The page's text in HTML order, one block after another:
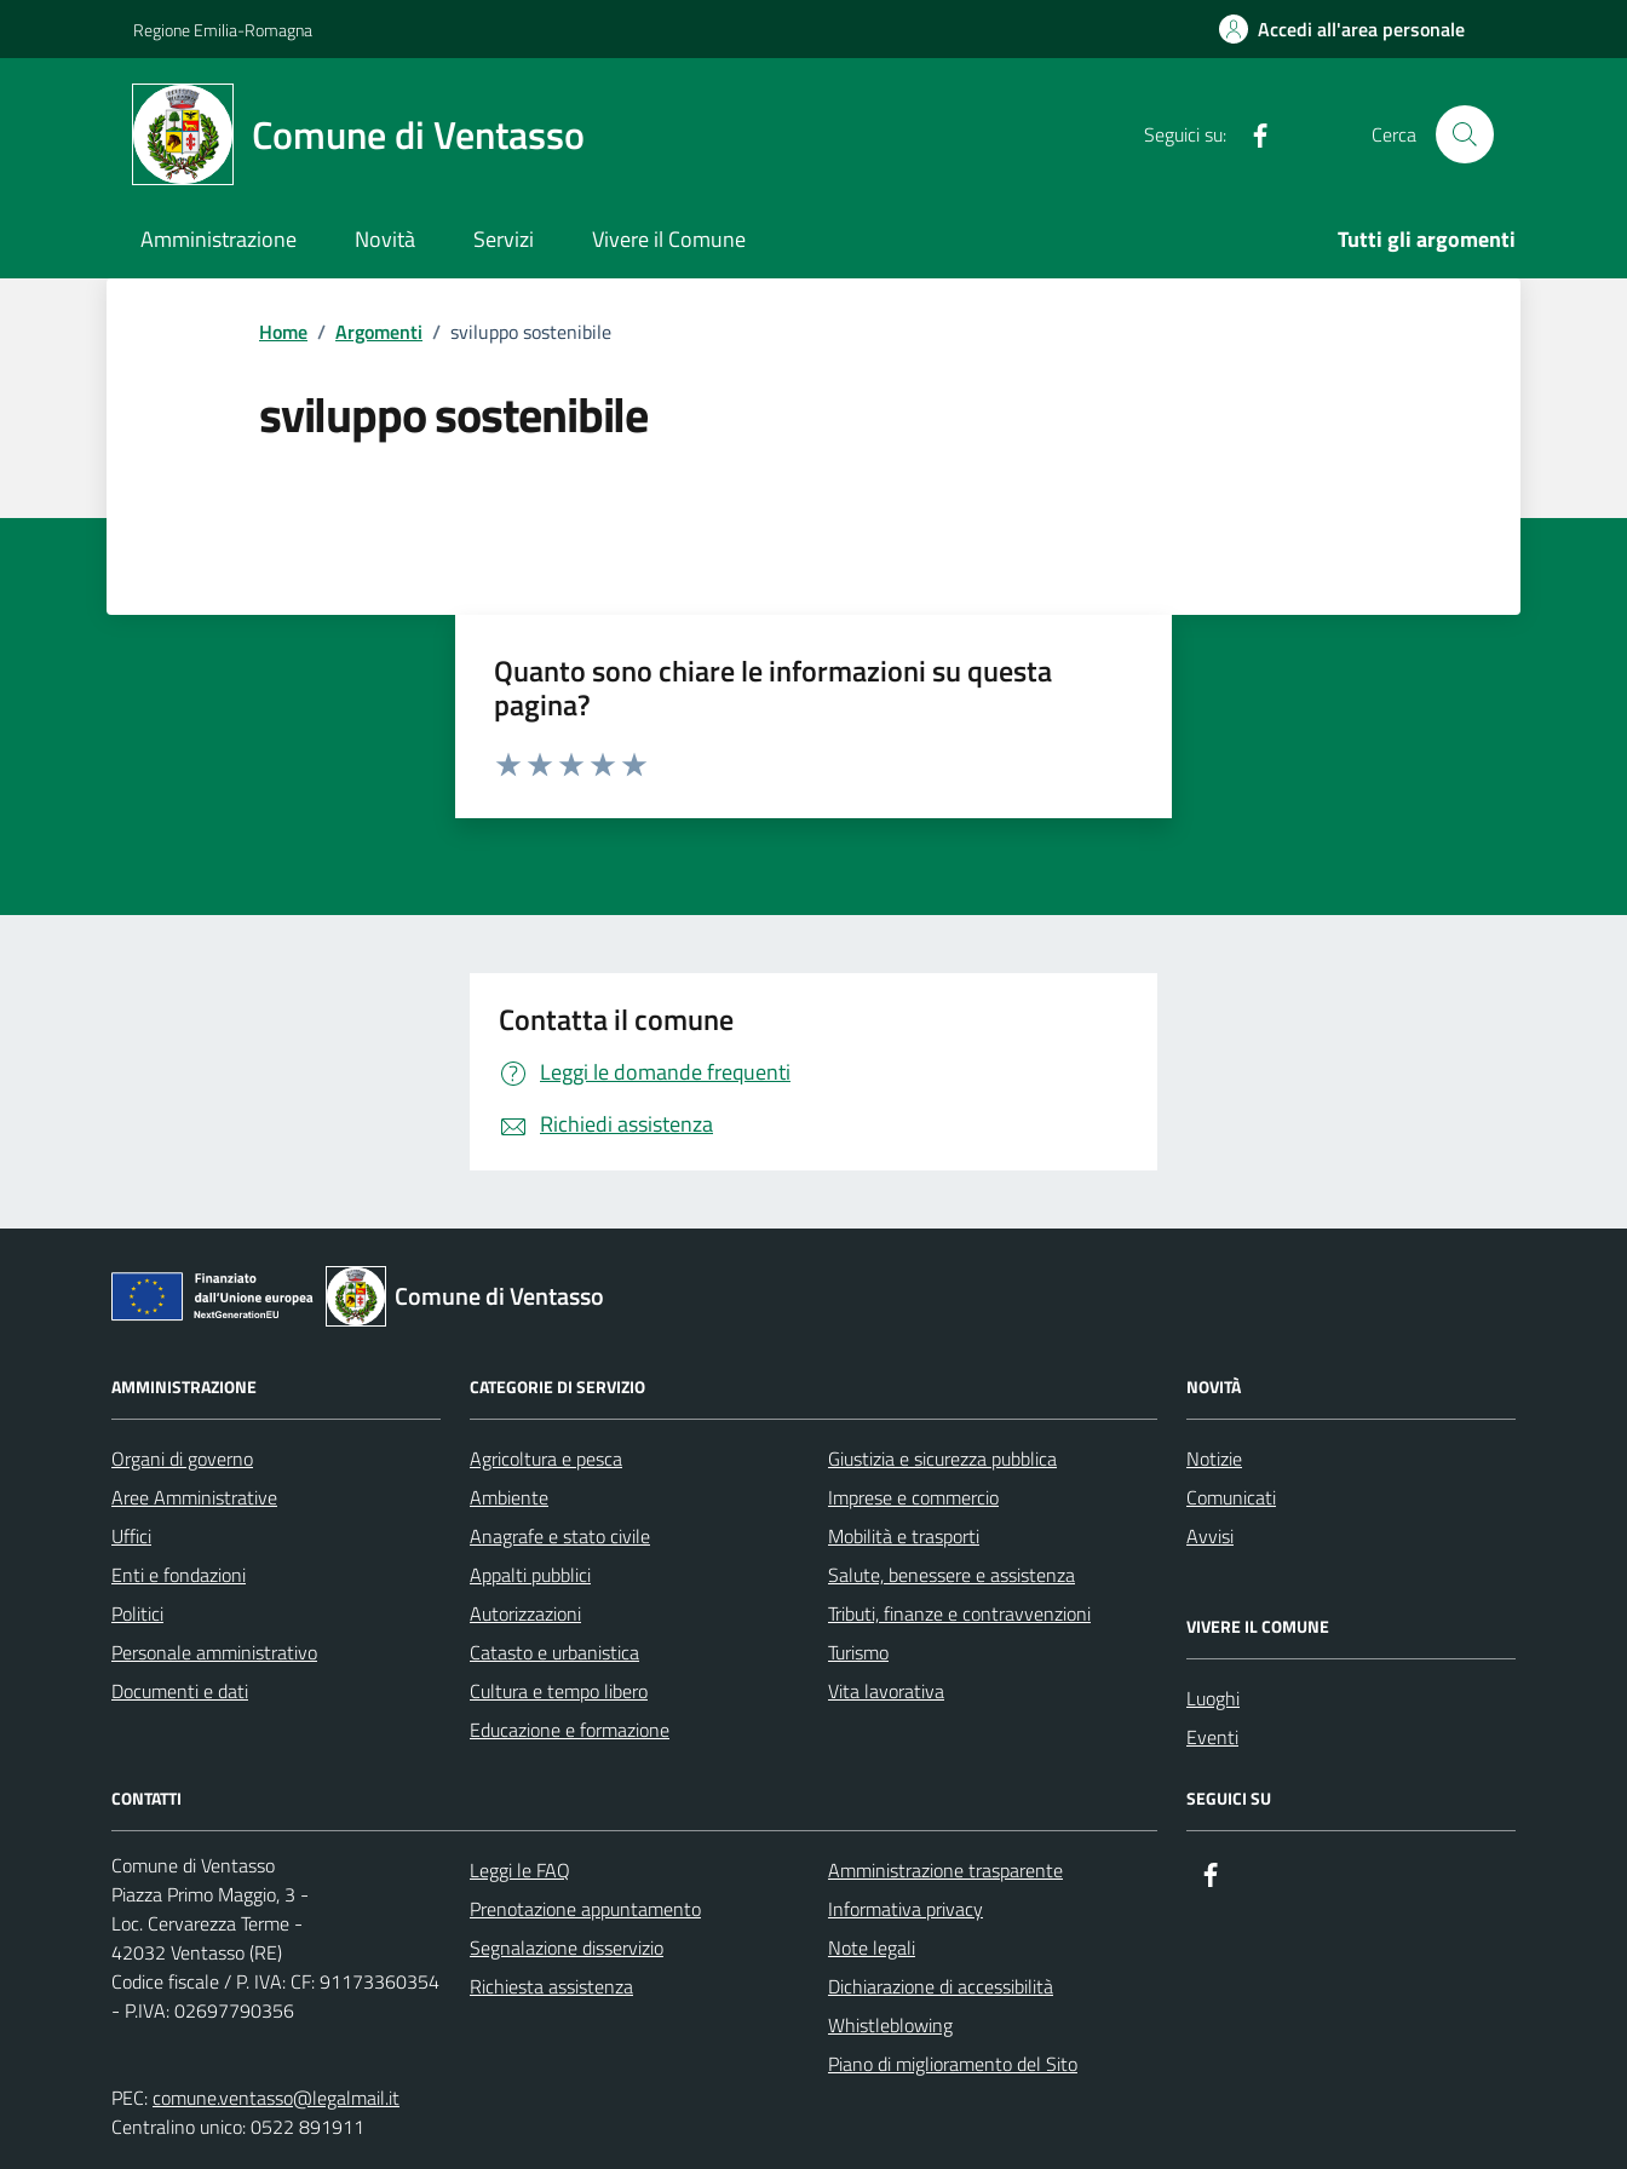
Regione Emilia-Romagna Accedi all'area personale
Comune di Ventasso Seguici su: Cerca
Amministrazione Novità Servizi Vivere il Comune Tutti gli argomenti
Home / Argomenti / sviluppo sostenibile
sviluppo sostenibile
Quanto sono chiare le informazioni su questa
pagina?
Contatta il comune
Leggi le domande frequenti
Richiedi assistenza
Comune di Ventasso
AMMINISTRAZIONE
Organi di governo
Aree Amministrative
Uffici
Enti e fondazioni
Politici
Personale amministrativo
Documenti e dati
CATEGORIE DI SERVIZIO
Agricoltura e pesca
Ambiente
Anagrafe e stato civile
Appalti pubblici
Autorizzazioni
Catasto e urbanistica
Cultura e tempo libero
Educazione e formazione
Giustizia e sicurezza pubblica
Imprese e commercio
Mobilità e trasporti
Salute, benessere e assistenza
Tributi, finanze e contravvenzioni
Turismo
Vita lavorativa
NOVITÀ
Notizie
Comunicati
Avvisi
VIVERE IL COMUNE
Luoghi
Eventi
CONTATTI
Comune di Ventasso
Piazza Primo Maggio, 3 -
Loc. Cervarezza Terme -
42032 Ventasso (RE)
Codice fiscale / P. IVA: CF: 91173360354
- P.IVA: 02697790356
PEC:comune.ventasso@legalmail.it
Centralino unico: 0522 891911
Leggi le FAQ
Prenotazione appuntamento
Segnalazione disservizio
Richiesta assistenza
Amministrazione trasparente
Informativa privacy
Note legali
Dichiarazione di accessibilità
Whistleblowing
Piano di miglioramento del Sito
SEGUICI SU